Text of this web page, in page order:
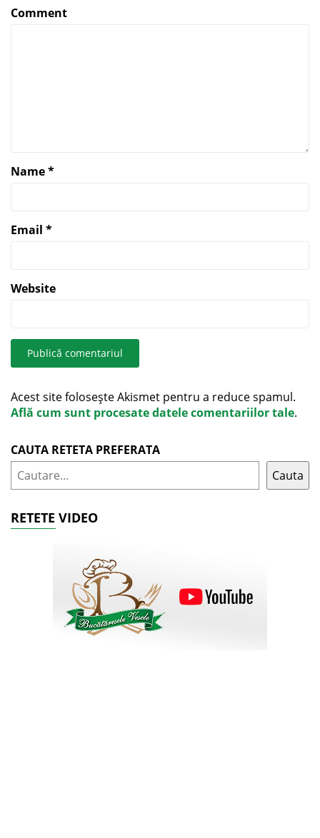
Comment
Name*
Email *
Website
Acest site folosește Akismet pentru a reduce spamul.
Află cum sunt procesate datele comentariilor tale.
CAUTA RETETA PREFERATA
Cauta
RETETE VIDEO